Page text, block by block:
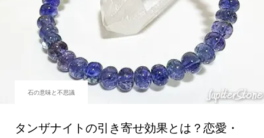
石の意味と不思議
タンザナイトの引き寄せ効果とは？恋愛・